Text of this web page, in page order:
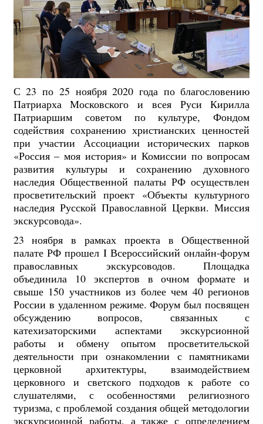
С 23 по 25 ноября 2020 года по благословению
Патриарха Московского и всея Руси Кирилла
Патриаршим советом по культуре, Фондом
содействия сохранению христианских ценностей
при участии Ассоциации исторических парков
«Россия – моя история» и Комиссии по вопросам
развития культуры и сохранению духовного
наследия Общественной палаты РФ осуществлен
просветительский проект «Объекты культурного
наследия Русской Православной Церкви. Миссия
экскурсовода».
23 ноября в рамках проекта в Общественной
палате РФ прошел I Всероссийский онлайн-форум
православных экскурсоводов. Площадка
объединила 10 экспертов в очном формате и
свыше 150 участников из более чем 40 регионов
России в удаленном режиме. Форум был посвящен
обсуждению вопросов, связанных с
катехизаторскими аспектами экскурсионной
работы и обмену опытом просветительской
деятельности при ознакомлении с памятниками
церковной архитектуры, взаимодействием
церковного и светского подходов к работе со
слушателями, с особенностями религиозного
туризма, с проблемой создания общей методологии
экскурсионной работы, а также с определением